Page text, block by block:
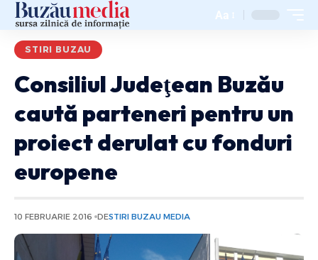
Aa
STIRI BUZAU
Consiliul Judeţean Buzău
caută parteneri pentru un
proiect derulat cu fonduri
europene
10 FEBRUARIE 2016 DESTIRI BUZAU MEDIA